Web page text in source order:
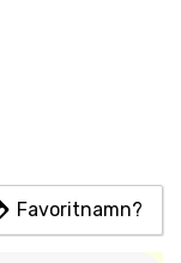
Favoritnamn?